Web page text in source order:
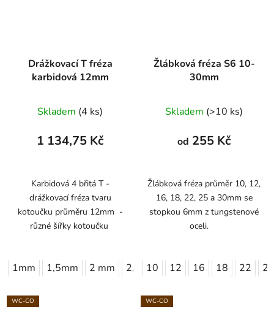
Drážkovací T fréza
karbidová 12mm
Skladem (4 ks)
1 134,75 Kč
Karbidová 4 břitá T -
drážkovací fréza tvaru
kotoučku průměru 12mm -
různé šířky kotoučku
1mm 1,5mm 2 mm 2,5mm 3 mm
Žlábková fréza S6 10-
30mm
Skladem (>10 ks)
od 255 Kč
Žlábková fréza průměr 10, 12,
16, 18, 22, 25 a 30mm se
stopkou 6mm z tungstenové
oceli.
10 12 16 18 22 25
WC-CO WC-CO